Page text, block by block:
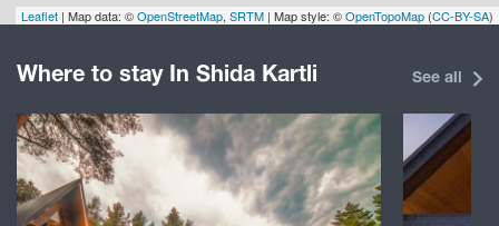
Leaflet | Map data: ©OpenStreetMap, SRTM | Map style: ©OpenTopoMap (CC-BY-SA)
Where to stay In Shida Kartli See all